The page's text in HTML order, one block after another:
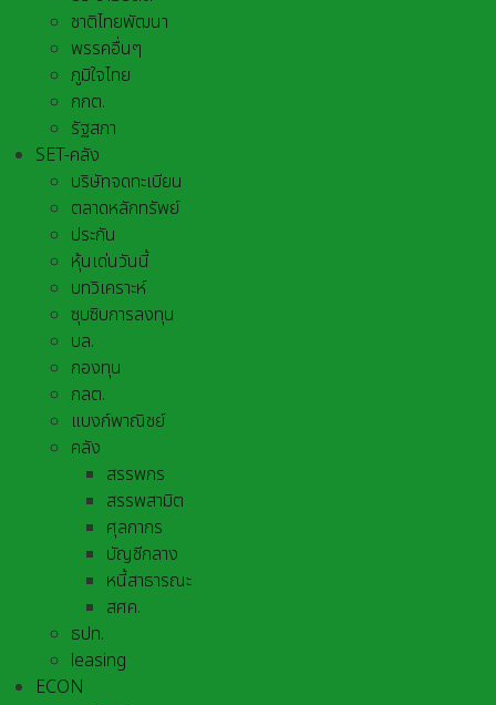
ชาติไทยพัฒนา
พรรคอื่นๆ
ภูมิใจไทย
กกต.
รัฐสภา
SET-คลัง
บริษัทจดทะเบียน
ตลาดหลักทรัพย์
ประกัน
หุ้นเด่นวันนี้
บทวิเคราะห์
ซุบซิบการลงทุน
บล.
กองทุน
กลต.
แบงก์พาณิชย์
คลัง
สรรพกร
สรรพสามิต
ศุลกากร
บัญชีกลาง
หนี้สาธารณะ
สศค.
ธปท.
leasing
ECON